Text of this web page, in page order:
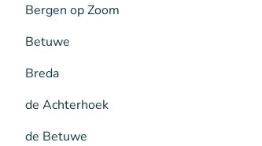
Bergen op Zoom
Betuwe
Breda
de Achterhoek
de Betuwe